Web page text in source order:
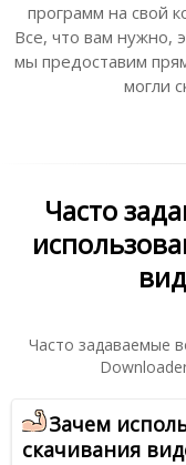
программ на свой
Все, что вам нужно,
мы предоставим
могли
Часто
Часто задаваемые
Зачем
скачивания